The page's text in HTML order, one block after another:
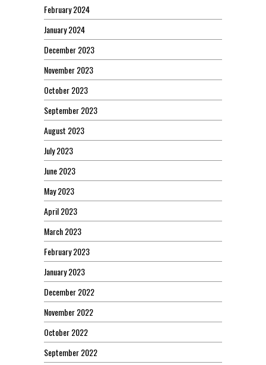
February 2024
January 2024
December 2023
November 2023
October 2023
September 2023
August 2023
July 2023
June 2023
May 2023
April 2023
March 2023
February 2023
January 2023
December 2022
November 2022
October 2022
September 2022